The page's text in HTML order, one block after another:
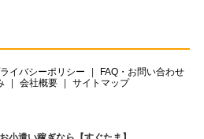
イバシーポリシー
FAQ・お問い合わせ
会社概要 サイトマップ